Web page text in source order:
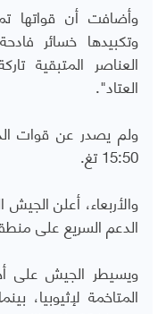
وأضافت أن قواتها
وتكبيدها خسائر
العتاد".
ولم يصدر عن قوات
15:50 تغ.
والأربعاء، أعلن
الدعم السريع على
ويسيطر الجيش على
المتاخمة لإثيوبيا،